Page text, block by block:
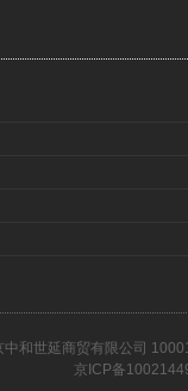
中和世延商贸有限公司
京ICP备